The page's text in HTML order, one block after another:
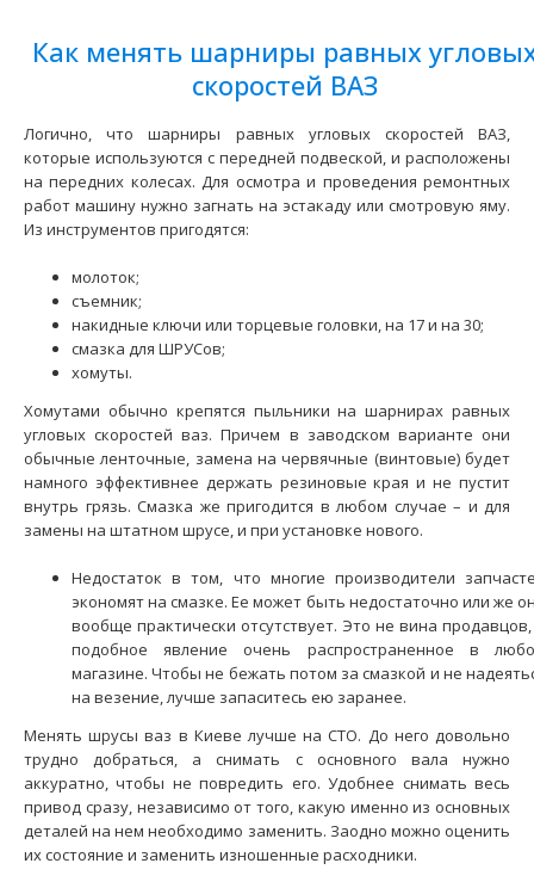
ШРУС наружный ВАЗ-2123 Trialli (под ABS)
Применение на автомобилях семейства ВАЗ-2123 "Niva
Как менять шарниры равных
скоростей ВАЗ
Логично, что шарниры равных угловых скоростей ВАЗ,
которые используются с передней подвеской, и расположены
на передних колесах. Для осмотра и проведения ремонтных
работ машину нужно загнать на эстакаду или смотровую яму.
Из инструментов пригодятся:
молоток;
съемник;
накидные ключи или торцевые головки, на 17 и на 30;
смазка для ШРУСов;
хомуты.
Хомутами обычно крепятся пыльники на шарнирах равных
угловых скоростей ваз. Причем в заводском варианте они
обычные ленточные, замена на червячные (винтовые) будет
намного эффективнее держать резиновые края и не пустит
внутрь грязь. Смазка же пригодится в любом случае – и для
замены на штатном шрусе, и при установке нового.
Недостаток в том, что многие производители
экономят на смазке. Ее может быть недостаточно или же
вообще практически отсутствует. Это не вина
подобное явление очень распространенное в
магазине. Чтобы не бежать потом за смазкой и не
на везение, лучше запаситесь ею заранее.
Менять шрусы ваз в Киеве лучше на СТО. До него довольно
трудно добраться, а снимать с основного вала нужно
аккуратно, чтобы не повредить его. Удобнее снимать весь
привод сразу, независимо от того, какую именно из основных
деталей на нем необходимо заменить. Заодно можно оценить
их состояние и заменить изношенные расходники.